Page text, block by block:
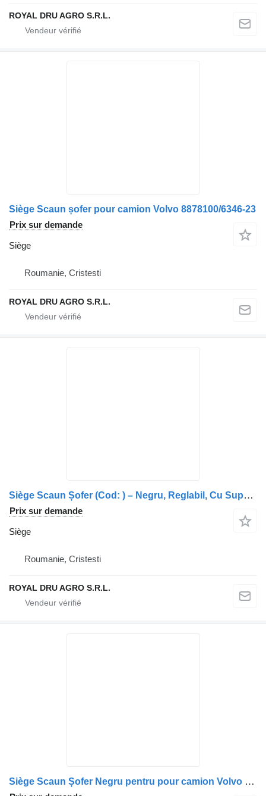
ROYAL DRU AGRO S.R.L.
Siège Scaun șofer pour camion Volvo 8878100/6346-23
Prix sur demande
Siège
Roumanie, Cristesti
ROYAL DRU AGRO S.R.L.
Siège Scaun Șofer (Cod: ) – Negru, Reglabil, Cu Suport Lateral pour camion Volvo 21620988
Prix sur demande
Siège
Roumanie, Cristesti
ROYAL DRU AGRO S.R.L.
Siège Scaun Șofer Negru pentru pour camion Volvo – Model 70358290